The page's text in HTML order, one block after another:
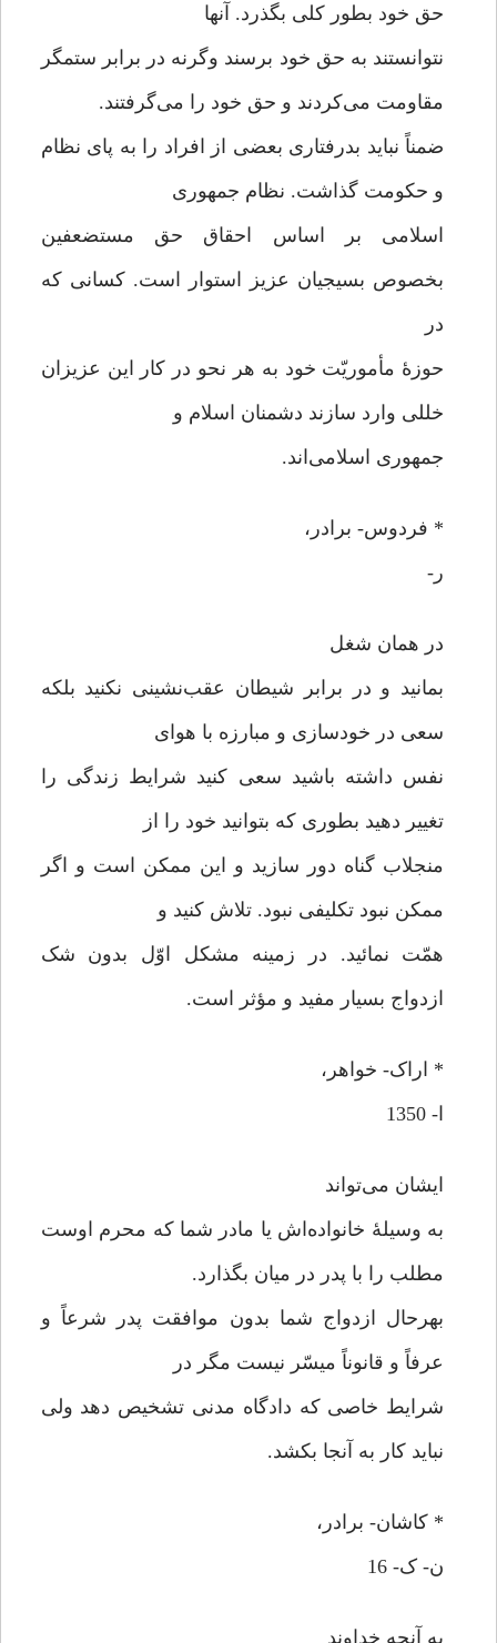
حق خود بطور کلی بگذرد. آنها
نتوانستند به حق خود برسند وگرنه در برابر ستمگر
مقاومت می‌کردند و حق خود را می‌گرفتند.
ضمناً نباید بدرفتاری بعضی از افراد را به پای نظام
و حکومت گذاشت. نظام جمهوری
اسلامی بر اساس احقاق حق مستضعفین
بخصوص بسیجیان عزیز استوار است. کسانی که
در
حوزۀ مأموریّت خود به هر نحو در کار این عزیزان
خللی وارد سازند دشمنان اسلام و
جمهوری اسلامی‌اند.
* فردوس- برادر،
ر-
در همان شغل
بمانید و در برابر شیطان عقب‌نشینی نکنید بلکه
سعی در خودسازی و مبارزه با هوای
نفس داشته باشید سعی کنید شرایط زندگی را
تغییر دهید بطوری که بتوانید خود را از
منجلاب گناه دور سازید و این ممکن است و اگر
ممکن نبود تکلیفی نبود. تلاش کنید و
همّت نمائید. در زمینه مشکل اوّل بدون شک
ازدواج بسیار مفید و مؤثر است.
* اراک- خواهر،
ا- 1350
ایشان می‌تواند
به وسیلۀ خانواده‌اش یا مادر شما که محرم اوست
مطلب را با پدر در میان بگذارد.
بهرحال ازدواج شما بدون موافقت پدر شرعاً و
عرفاً و قانوناً میسّر نیست مگر در
شرایط خاصی که دادگاه مدنی تشخیص دهد ولی
نباید کار به آنجا بکشد.
* کاشان- برادر،
ن- ک- 16
به آنچه خداوند